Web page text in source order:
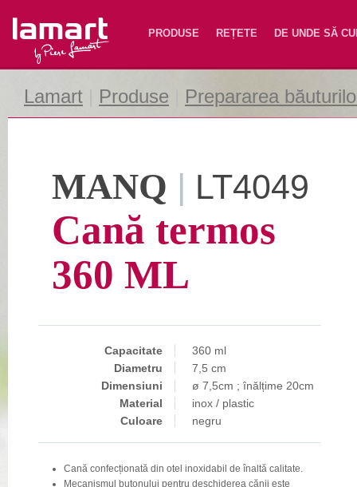
Lamart PRODUSE REȚETE DE UNDE SĂ
Lamart Produse Prepararea
MANQ | LT4049
Cană termos
360 ML
Capacitate
360 ml
Diametru
7,5 cm
Dimensiuni
ø 7,5cm ; înălțime 20cm
Material
inox / plastic
Culoare
negru
Cană confecționată din otel inoxidabil de înaltă calitate.
Mecanismul butonului pentru deschiderea cănii este